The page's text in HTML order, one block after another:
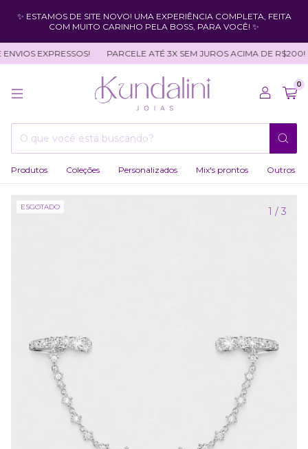
✨ ESTAMOS DE SITE NOVO! UMA EXPERIÊNCIA COMPLETA, FEITA
COM MUITO CARINHO PELA BOSS, PARA VOCÊ! ✨
EXPRESSOS! PARCELE ATÉ 3X SEM JUROS ACIMA DE R$200!
0
Produtos Coleções Personalizados Mix's prontos Outros
ESGOTADO 1 / 3